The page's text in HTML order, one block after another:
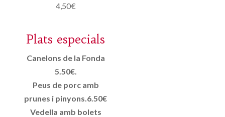
4,50€
Plats especials
Canelons de la Fonda
5.50€.
Peus de porc amb
prunes i pinyons.6.50€
Vedella amb bolets